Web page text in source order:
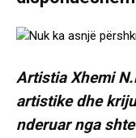
Artistia Xhemi
artistike dhe
nderuar nga